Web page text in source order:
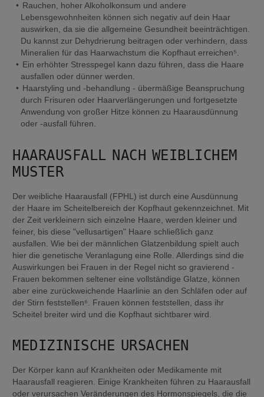
Rauchen, hoher Alkoholkonsum und andere
Lebensgewohnheiten können sich negativ auf dein Haar
auswirken, da sie die allgemeine Gesundheit beeinträchtigen.
Du kannst zur Dehydrierung beitragen oder verhindern, dass
Mineralien für das Haarwachstum die Kopfhaut erreichen⁵.
Ein erhöhter Stresspegel kann dazu führen, dass die Haare
ausfallen oder dünner werden.
Haarstyling und -behandlung - übermäßige Beanspruchung
durch Frisuren oder Haarverlängerungen und fortgesetzte
Anwendung von großer Hitze können zu Haarausdünnung
oder -ausfall führen.
HAARAUSFALL NACH WEIBLICHEM
MUSTER
Der weibliche Haarausfall (FPHL) ist durch eine Ausdünnung
der Haare im Scheitelbereich der Kopfhaut gekennzeichnet. Mit
der Zeit verkleinern sich einzelne Haare, werden kleiner und
feiner, bis diese "vellusartigen" Haare schließlich ganz
ausfallen. Wie bei der männlichen Glatzenbildung spielt auch
hier die genetische Veranlagung eine Rolle. Allerdings sind die
Auswirkungen bei Frauen in der Regel nicht so gravierend -
Frauen bekommen seltener eine vollständige Glatze, können
aber eine zurückweichende Haarlinie an den Schläfen oder auf
der Stirn feststellen⁶. Frauen können feststellen, dass ihr
Scheitel breiter wird und die Kopfhaut sichtbarer wird.
MEDIZINISCHE URSACHEN
Der Körper kann auf Krankheiten oder Medikamente mit
Haarausfall reagieren. Einige Krankheiten führen zu Haarausfall
oder verursachen Veränderungen des Hormonspiegels, die die